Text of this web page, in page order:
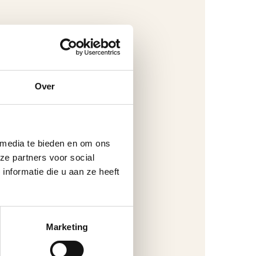
Over
te bieden en om ons
partners voor social
die u aan ze heeft
Marketing